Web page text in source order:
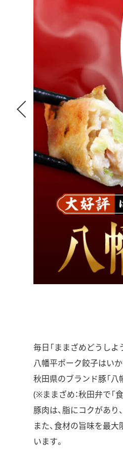
毎日「ままざめどうしよ
八幡平ポーク餃子はいか
秋田県のブランド豚「八
(※ままざめ：秋田弁で「
豚肉は、脂にコクがあり
また、食材の旨味を最大
います。